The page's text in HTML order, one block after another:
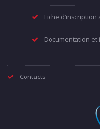
Fiche d’inscription
Documentation et
Contacts